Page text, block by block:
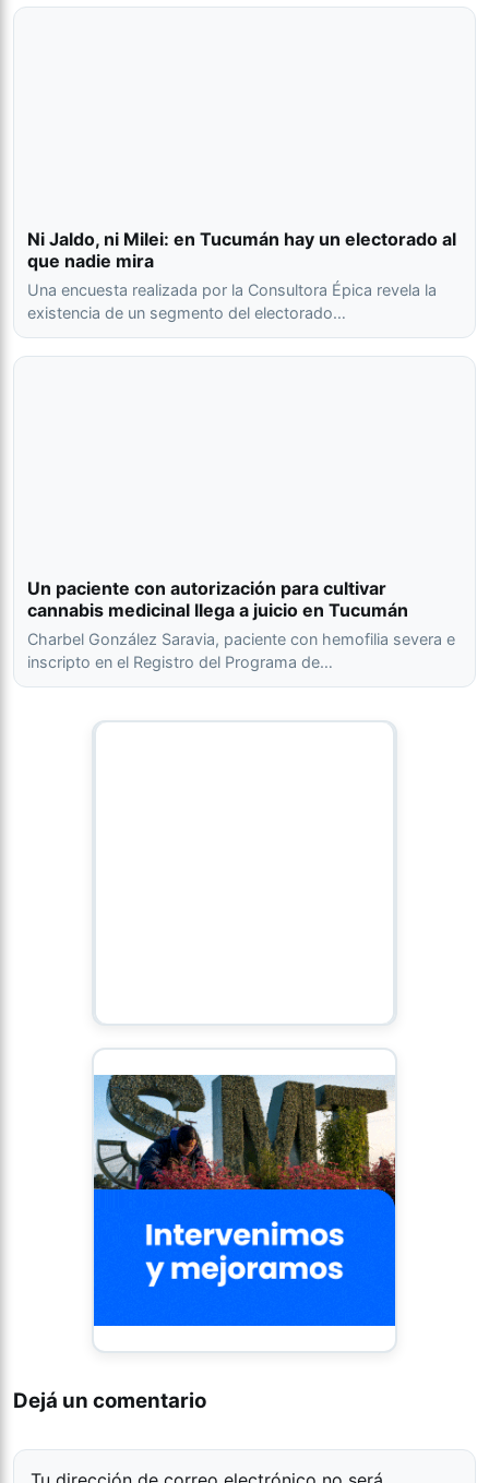
Ni Jaldo, ni Milei: en Tucumán hay un electorado al
que nadie mira
Una encuesta realizada por la Consultora Épica revela la
existencia de un segmento del electorado…
Un paciente con autorización para cultivar
cannabis medicinal llega a juicio en Tucumán
Charbel González Saravia, paciente con hemofilia severa e
inscripto en el Registro del Programa de…
Dejá un comentario